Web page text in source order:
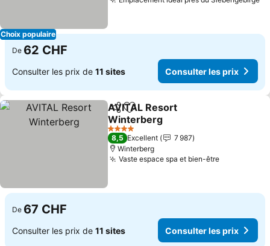
Choix populaire
De 62 CHF
Consulter les prix de 11 sites Consulter les prix
PartagerAjouter à mes favoris
AVITAL Resort
Winterberg
Consulter les prix
4 Étoiles
8,5 Excellent
7 987
Winterberg
Vaste espace spa et bien-êtreConsulter
De 67 CHF
Consulter les prix de 11 sites Consulter les prix